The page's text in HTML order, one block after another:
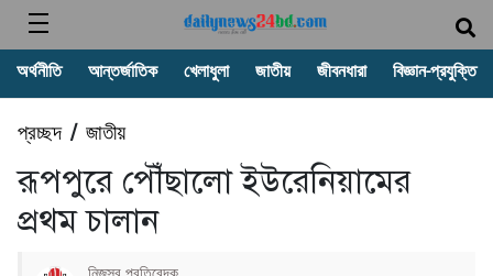
অর্থনীতি আন্তর্জাতিক খেলাধুলা জাতীয় জীবনধারা বিজ্ঞান-প্রযুক্তি
প্রচ্ছদ/ জাতীয়
রূপপুরে পৌঁছালো ইউরেনিয়ামের
প্রথম চালান